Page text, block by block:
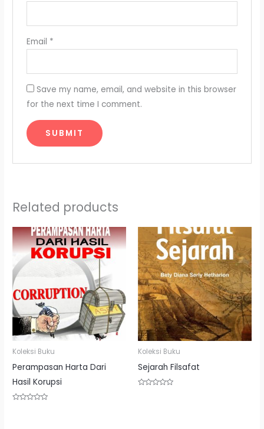
Email *
Save my name, email, and website in this browser
for the next time I comment.
Related products
Koleksi Buku
Perampasan Harta Dari
Hasil Korupsi
Koleksi Buku
Sejarah Filsafat